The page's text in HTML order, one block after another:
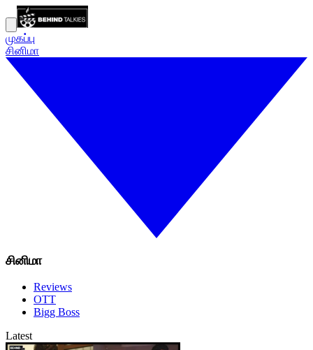
முகப்பு
சினிமா
சினிமா
Reviews
OTT
Bigg Boss
Latest